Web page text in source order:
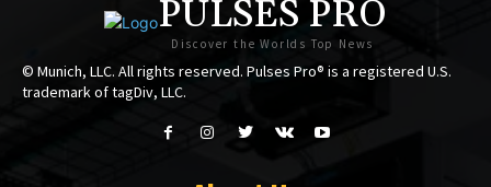
PULSES PRO
Discover the Worlds Top News
© Munich, LLC. All rights reserved. Pulses Pro® is a registered U.S.
trademark of tagDiv, LLC.